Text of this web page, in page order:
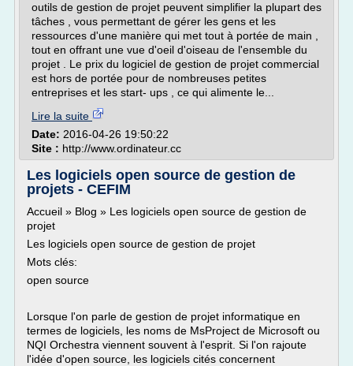
outils de gestion de projet peuvent simplifier la plupart des
tâches , vous permettant de gérer les gens et les
ressources d'une manière qui met tout à portée de main ,
tout en offrant une vue d'oeil d'oiseau de l'ensemble du
projet . Le prix du logiciel de gestion de projet commercial
est hors de portée pour de nombreuses petites
entreprises et les start- ups , ce qui alimente le...
Lire la suite
Date: 2016-04-26 19:50:22
Site : http://www.ordinateur.cc
Les logiciels open source de gestion de
projets - CEFIM
Accueil » Blog » Les logiciels open source de gestion de
projet
Les logiciels open source de gestion de projet
Mots clés:
open source
Lorsque l'on parle de gestion de projet informatique en
termes de logiciels, les noms de MsProject de Microsoft ou
NQI Orchestra viennent souvent à l'esprit. Si l'on rajoute
l'idée d'open source, les logiciels cités concernent